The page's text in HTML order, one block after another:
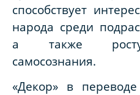
способствует
народа среди
а также росту
самосознания.
«Декор» в